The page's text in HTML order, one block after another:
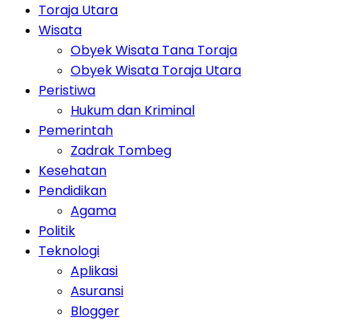
Toraja Utara
Wisata
Obyek Wisata Tana Toraja
Obyek Wisata Toraja Utara
Peristiwa
Hukum dan Kriminal
Pemerintah
Zadrak Tombeg
Kesehatan
Pendidikan
Agama
Politik
Teknologi
Aplikasi
Asuransi
Blogger